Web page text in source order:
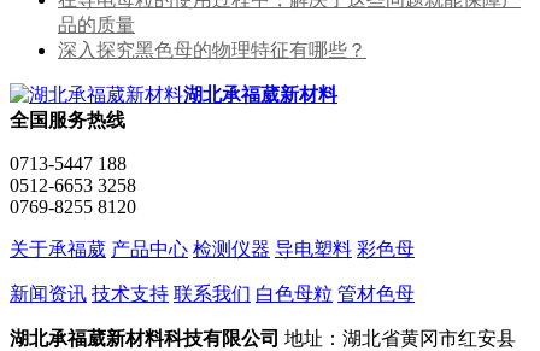
品的质量
深入探究黑色母的物理特征有哪些？
湖北承福葳新材料
全国服务热线
0713-5447 188
0512-6653 3258
0769-8255 8120
关于承福葳 产品中心 检测仪器 导电塑料 彩色母
新闻资讯 技术支持 联系我们 白色母粒 管材色母
湖北承福葳新材料科技有限公司 地址：湖北省黄冈市红安县